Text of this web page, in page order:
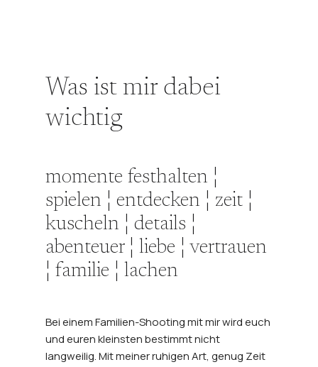
Was ist mir dabei
wichtig
momente festhalten ¦
spielen ¦ entdecken ¦ zeit ¦
kuscheln ¦ details ¦
abenteuer ¦ liebe ¦ vertrauen
¦ familie ¦ lachen
Bei einem Familien-Shooting mit mir wird euch
und euren kleinsten bestimmt nicht
langweilig. Mit meiner ruhigen Art, genug Zeit